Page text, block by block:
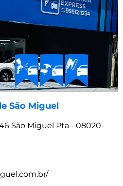
São Miguel
São Miguel Pta - 08020-